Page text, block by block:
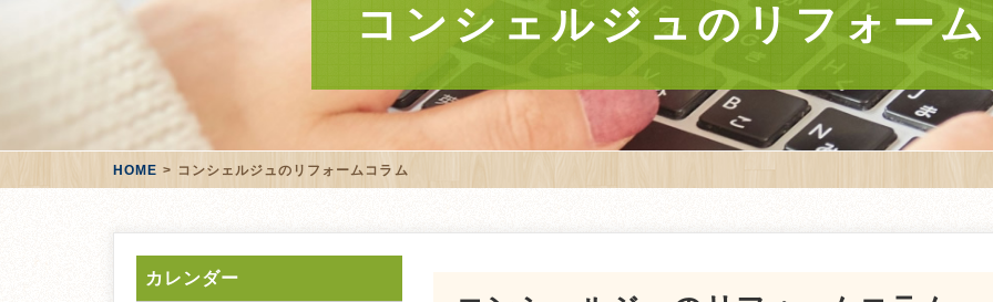
コンシェルジュのリフォー
HOME コンシェルジュのリフォームコラム
カレンダー